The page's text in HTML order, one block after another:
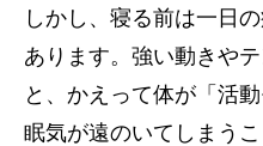
しかし、寝る前は一日
あります。強い動きや
と、かえって体が「活
眠気が遠のいてしまう